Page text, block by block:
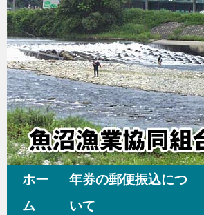
ホー
ム
年券の郵便振込につ
いて